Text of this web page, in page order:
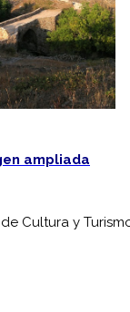
ampliada
Cultura y